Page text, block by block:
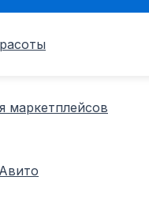
маркетплейсов